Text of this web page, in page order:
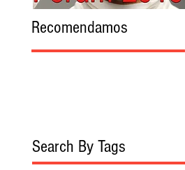
Recomendamos
Search By Tags